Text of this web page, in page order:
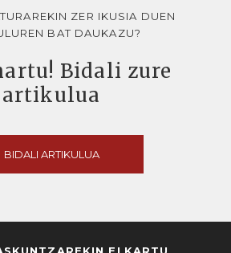
ZER IKUSIA DUEN
BAT DAUKAZU?
Bidali zure
artikulua
BIDALI ARTIKULUA